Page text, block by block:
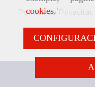
cookies.'
Política de Privacitat